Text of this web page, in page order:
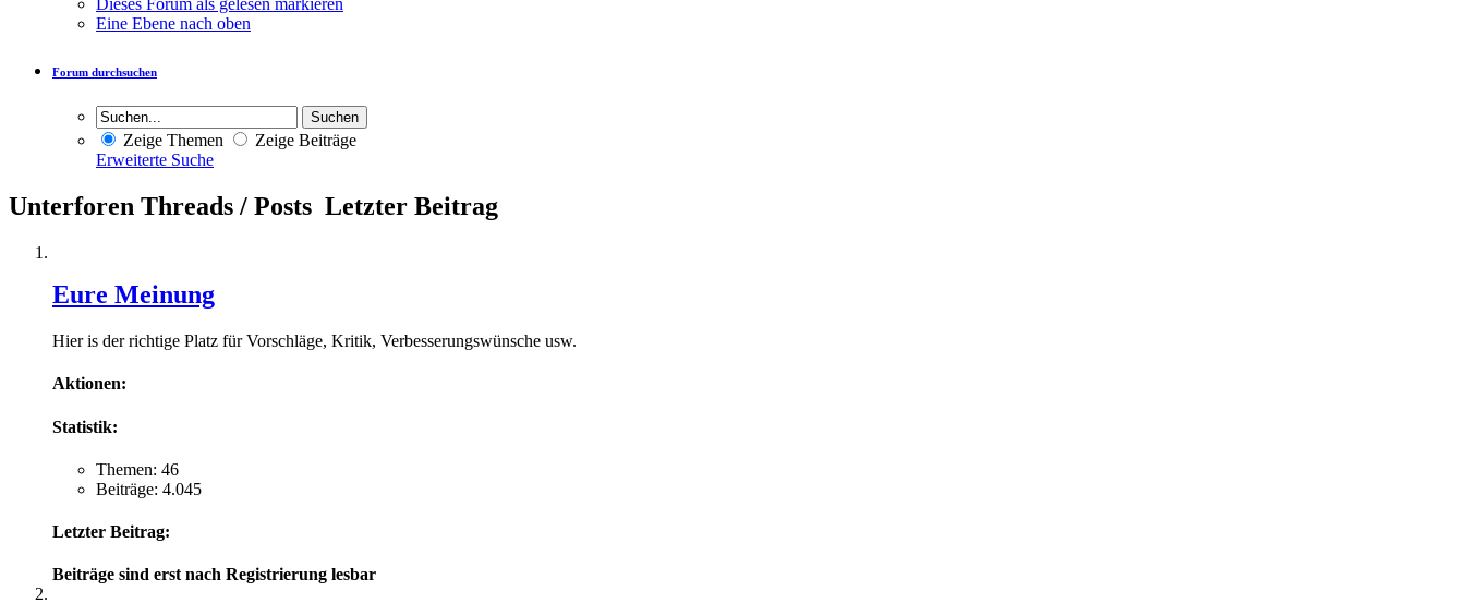
Dieses Forum als gelesen markieren
Eine Ebene nach oben
Forum durchsuchen
Zeige Themen
Zeige Beiträge
Erweiterte Suche
Unterforen Threads / Posts Letzter Beitrag
Eure Meinung
Hier is der richtige Platz für Vorschläge, Kritik, Verbesserungswünsche usw.
Aktionen:
Statistik:
Themen: 46
Beiträge: 4.045
Letzter Beitrag:
Beiträge sind erst nach Registrierung lesbar